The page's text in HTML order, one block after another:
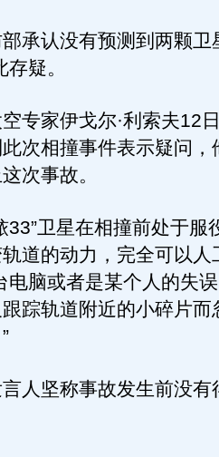
认没有预测到两颗卫
疑。
家伊戈尔·利索夫12
次相撞事件表示疑问，
次事故。
卫星在相撞前处于服
道的动力，完全可以人
电脑或者是某个人的失
踪轨道附近的小碎片而
坚称事故发生前没有